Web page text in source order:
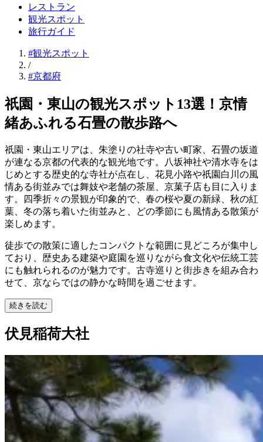
レストラン
観光スポット
旅行ガイド
#観光スポット
/
#京都府
祇園・東山の観光スポット13選！京情
緒あふれる石畳の散歩路へ
祇園・東山エリアは、朱塗りの社寺や古い町家、石畳の坂道
が連なる京都の代表的な観光地です。八坂神社や清水寺をは
じめとする歴史的な寺社が点在し、花見小路や祇園白川の風
情ある街並みでは舞妓や老舗の茶屋、京菓子店も目に入りま
す。四季折々の景観が印象的で、春の桜や夏の新緑、秋の紅
葉、冬の落ち着いた街並みと、どの季節にも風情ある散策が
楽しめます。
徒歩での散策に適したコンパクトな範囲に見どころが集中し
ており、歴史ある建築や庭園を巡りながら食文化や伝統工芸
にも触れられるのが魅力です。古寺巡りと街歩きを組み合わ
せて、京ならではの静かな時間を過ごせます。
続きを読む
伏見稲荷大社